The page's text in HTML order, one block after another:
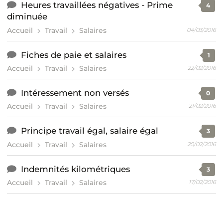
Heures travaillées négatives - Prime
diminuée
Accueil Travail Salaires
4
04/03/2016
Fiches de paie et salaires
Accueil Travail Salaires
1
22/02/2016
Intéressement non versés
Accueil Travail Salaires
0
21/02/2016
Principe travail égal, salaire égal
Accueil Travail Salaires
3
20/02/2016
Indemnités kilométriques
Accueil Travail Salaires
3
17/02/2016